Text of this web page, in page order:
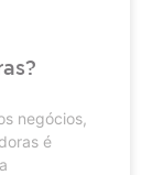
negócios,
é